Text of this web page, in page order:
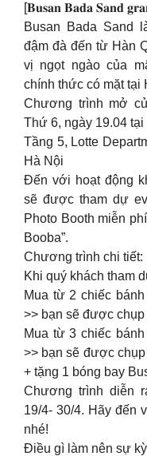
[𝐁𝐮𝐬𝐚𝐧 𝐁𝐚𝐝𝐚 𝐒𝐚𝐧𝐝
Busan Bada Sand
đậm đà đến từ Hàn
vị ngọt ngào của
chính thức có mặt tại
Chương trình mở
Thứ 6, ngày 19.04 tại
Tầng 5, Lotte
Hà Nội
Đến với hoạt động
sẽ được tham dự
Photo Booth miễn
Booba”.
Chương trình chi tiết:
Khi quý khách tham
Mua từ 2 chiếc
>> bạn sẽ được
Mua từ 3 chiếc
>> bạn sẽ được
+ tặng 1 bóng bay
Chương trình diễn
19/4- 30/4. Hãy đến
nhé!
Điều gì làm nên sự